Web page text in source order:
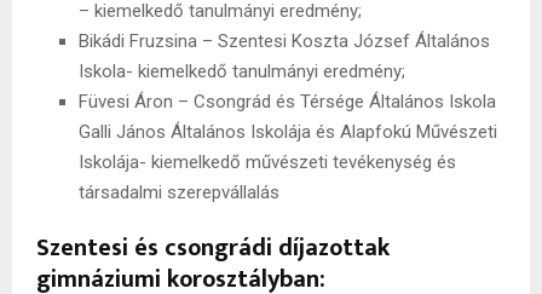
– kiemelkedő tanulmányi eredmény;
Bikádi Fruzsina – Szentesi Koszta József Általános
Iskola- kiemelkedő tanulmányi eredmény;
Füvesi Áron – Csongrád és Térsége Általános Iskola
Galli János Általános Iskolája és Alapfokú Művészeti
Iskolája- kiemelkedő művészeti tevékenység és
társadalmi szerepvállalás
Szentesi és csongrádi díjazottak
gimnáziumi korosztályban: